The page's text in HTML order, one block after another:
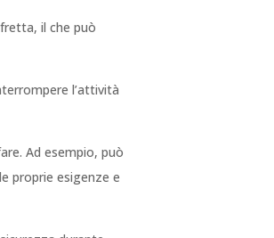
il che può
l’attività
Ad esempio, può
proprie esigenze e